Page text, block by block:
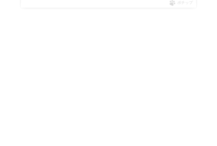
ポチップ